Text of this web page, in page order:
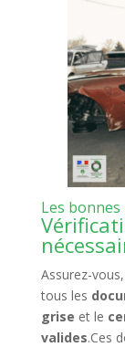
Les
Assurez-
tous les
grise et le
valides.Ces